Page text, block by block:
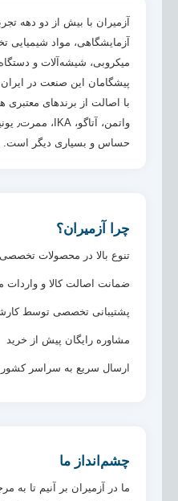
آزمیران با بیش از دو دهه
آزمایشگاهی، مواد
میکروبی، شیشه‌آلات و
پیشگامان این صنعت در
با اصالت از برندهای
حساس و بسیاری دیگر است.
چرا آزمیران؟
تنوع بالا در محصولات
ضمانت اصالت کالا و واردات
پشتیبانی تخصصی توسط
مشاوره رایگان پیش از خرید
ارسال سریع به سراسر کشور
چشم‌انداز ما
ما در آزمیران بر آنیم تا به